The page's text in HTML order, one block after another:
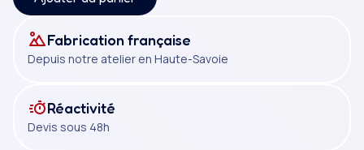
Fabrication française
Depuis notre atelier en Haute-Savoie
Réactivité
Devis sous 48h